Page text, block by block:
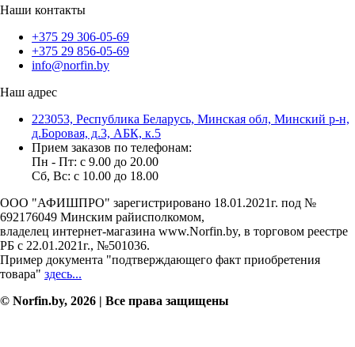
Наши контакты
+375 29 306-05-69
+375 29 856-05-69
info@norfin.by
Наш адрес
223053, Республика Беларусь, Минская обл, Минский р-н,
д.Боровая, д.3, АБК, к.5
Прием заказов по телефонам:
Пн - Пт: c 9.00 до 20.00
Сб, Вс: c 10.00 до 18.00
ООО "АФИШПРО" зарегистрировано 18.01.2021г. под №
692176049 Минским райисполкомом,
владелец интернет-магазина www.Norfin.by, в торговом реестре
РБ с 22.01.2021г., №501036.
Пример документа "подтверждающего факт приобретения
товара" здесь...
© Norfin.by, 2026 | Все права защищены